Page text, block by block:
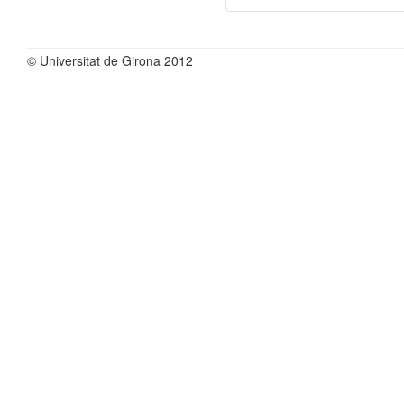
© Universitat de Girona 2012